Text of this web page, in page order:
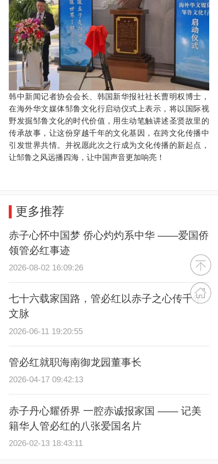
韩中新闻记者协会会长、韩国新华报社社长曹明权博士，
在海外华文媒体邹鲁文化行启动仪式上表示，将以国际视
野发掘邹鲁文化的时代价值，用生动笔触讲述圣贤故里的
传承故事，让这份穿越千年的文化基因，在跨文化传播中
引发世界共情。并祝愿此次之行成为文化传播的新起点，
让邹鲁之风远播四海，让中国声音更加响亮！
更多推荐
赤子心怀中国梦 侨心灼灼系中华 ——爱国侨
领管必红事迹
2026-08-02 16:09:26
七十六载家国路，管必红以赤子之心传千年
文脉
2026-06-11 19:20:55
管必红就职海南御龙园董事长
2026-04-17 09:42:13
赤子丹心耀侨界 一腔赤诚报家国 —— 记美
籍华人管必红的八张爱国名片
2026-02-13 18:43:11